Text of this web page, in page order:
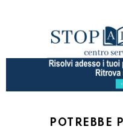
POTREBBE